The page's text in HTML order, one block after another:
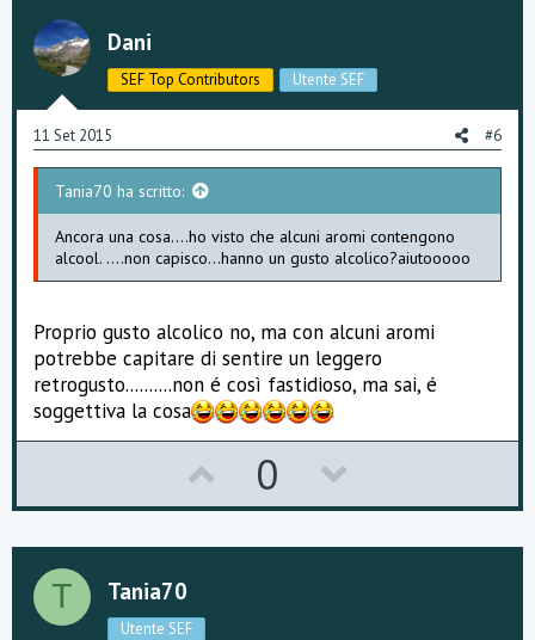
t
e
v
o
t
e
Dani
SEF Top Contributors Utente SEF
11 Set 2015 #6
Tania70 ha scritto:
Ancora una cosa....ho visto che alcuni aromi contengono
alcool. ....non capisco...hanno un gusto alcolico?aiutooooo
Proprio gusto alcolico no, ma con alcuni aromi
potrebbe capitare di sentire un leggero
retrogusto..........non é così fastidioso, ma sai, é
soggettiva la cosa
p
v
0
o
w
T Tania70
Utente SEF